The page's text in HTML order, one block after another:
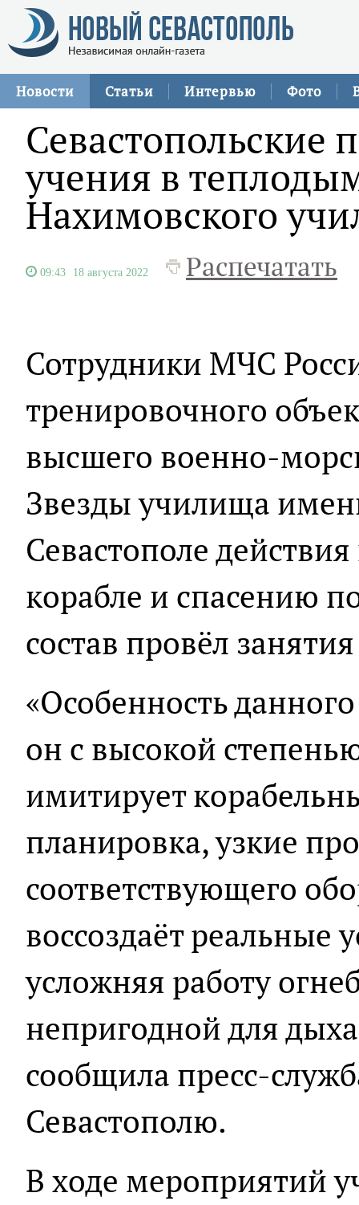
Новости Статьи Интервью Фото
Севастопольские
учения в
Нахимовского
09:43 18 августа 2022 Распечатать
Сотрудники МЧС
тренировочного
высшего военно-
Звезды училища
Севастополе
корабле и спасению
состав провёл
«Особенность
он с высокой
имитирует
планировка, узкие
соответствующего
воссоздаёт реальные
усложняя работу
непригодной для
сообщила пресс-
Севастополю.
В ходе мероприятий